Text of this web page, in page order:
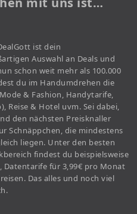
ist dein
Auswahl an Deals und
schon weit mehr als 100.000
du im Handumdrehen die
& Fashion, Handytarife,
Reise & Hotel uvm. Sei dabei,
den nächsten Preisknaller
Schnäppchen, die mindestens
liegen. Unter den besten
findest du beispielsweise
für 3,99€ pro Monat
Das alles und noch viel